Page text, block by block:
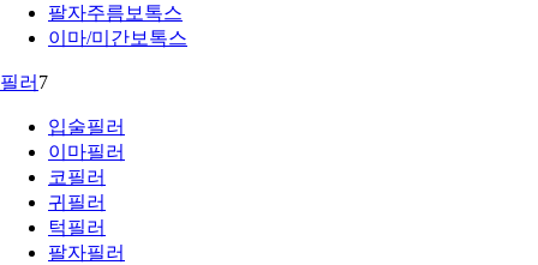
팔자주름보톡스
이마/미간보톡스
필러 7
입술필러
이마필러
코필러
귀필러
턱필러
팔자필러